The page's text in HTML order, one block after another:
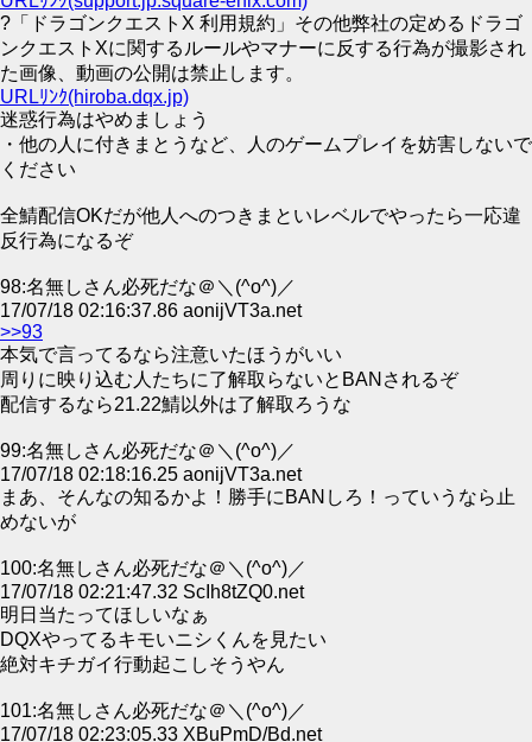
?「ドラゴンクエストX 利用規約」その他弊社の定めるドラゴ
ンクエストXに関するルールやマナーに反する行為が撮影され
た画像、動画の公開は禁止します。
URLﾘﾝｸ(hiroba.dqx.jp)
迷惑行為はやめましょう
・他の人に付きまとうなど、人のゲームプレイを妨害しないで
ください
全鯖配信OKだが他人へのつきまといレベルでやったら一応違
反行為になるぞ
98:名無しさん必死だな＠＼(^o^)／
17/07/18 02:16:37.86 aonijVT3a.net
>>93
本気で言ってるなら注意いたほうがいい
周りに映り込む人たちに了解取らないとBANされるぞ
配信するなら21.22鯖以外は了解取ろうな
99:名無しさん必死だな＠＼(^o^)／
17/07/18 02:18:16.25 aonijVT3a.net
まあ、そんなの知るかよ！勝手にBANしろ！っていうなら止
めないが
100:名無しさん必死だな＠＼(^o^)／
17/07/18 02:21:47.32 ScIh8tZQ0.net
明日当たってほしいなぁ
DQXやってるキモいニシくんを見たい
絶対キチガイ行動起こしそうやん
101:名無しさん必死だな＠＼(^o^)／
17/07/18 02:23:05.33 XBuPmD/Bd.net